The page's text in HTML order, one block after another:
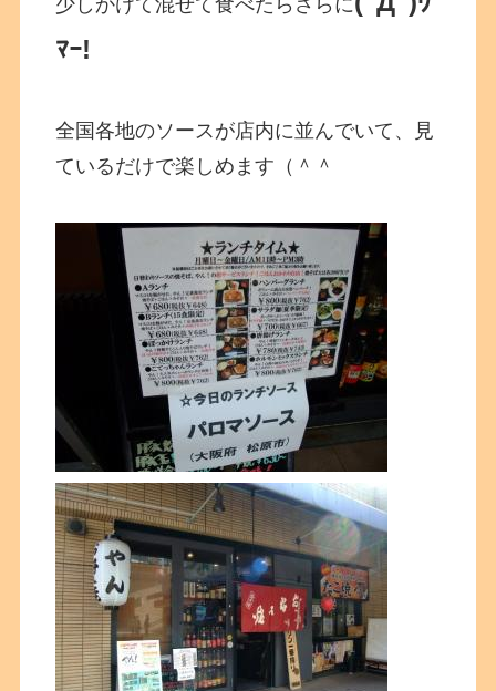
ﾏｰ!
全国各地のソースが店内に並んでいて、見
ているだけで楽しめます（＾＾